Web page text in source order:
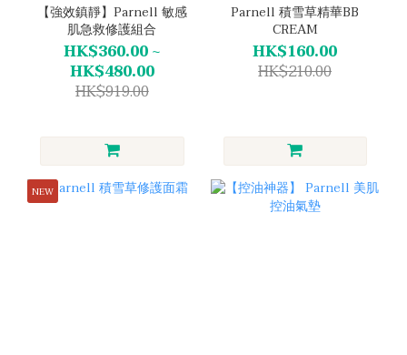
【強效鎮靜】Parnell 敏感
肌急救修護組合
HK$360.00 ~
HK$480.00
HK$919.00
Parnell 積雪草精華BB
CREAM
HK$160.00
HK$210.00
NEW